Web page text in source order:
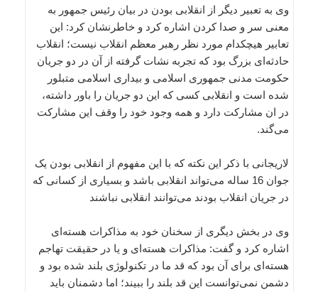
وی به تعبیر دیگر از انقلابی بودن در بیان رئیس جمهور به
معنی سر و صدا کردن اشاره کرد و خاطرنشان کرد: این
تعابیر هیچکدام مورد نظر رهبر معظم انقلاب نیست؛ انقلاب
حادثه‌ای بزرگ بود که تجربه نشات گرفته از آن در دو جریان
حکومت مدنی جمهوری اسلامی و بیداری اسلامی متبلور
شده است و انقلابی کسی که این دو جریان را باور داشته،
در ان مشارکت دارد و همه وجود خود را وقف این مشارکت
می‌گند.
لاریجانی با ذکر این نکته که با این مفهوم از انقلابی بودن یک
جوان 16 ساله می‌تواند انقلابی باشد و بسیاری از کسانی که
در جریان انقلاب بودند می‌توانند انقلابی نباشند
وی در بخش دیگری از سخنان خود به مذاکرات هسته‌ای
اشاره کرد و گفت: مذاکرات هسته‌ای و یا در حقیقت تهاجم
هسته‌ای برای آن بود که قد ما در تکنولوژی بلند شده بود و
دشمن نمی‌توانست این قد بلند را ببیند؛ اما دشمنان باید